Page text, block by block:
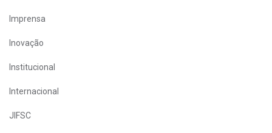
Imprensa
Inovação
Institucional
Internacional
JIFSC